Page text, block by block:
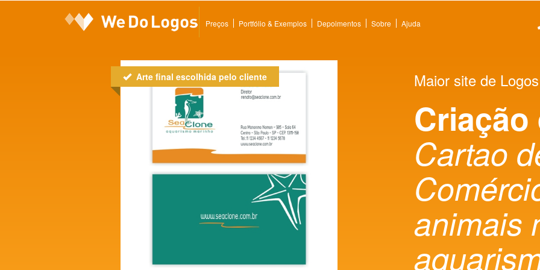
Preços Portfólio & Exemplos Depoimentos Sobre Ajuda
Arte final escolhida pelo cliente Maior site de
Criação
Cartao
animais